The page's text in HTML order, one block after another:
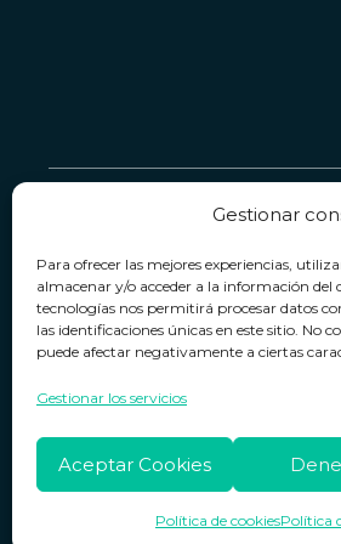
Gestionar
Para ofrecer las mejores experiencias,
almacenar y/o acceder a la información del
tecnologías nos permitirá procesar datos
las identificaciones únicas en este sitio. No
puede afectar negativamente a ciertas
Gestionar los servicios
Aceptar Cookies
Política de cookiesPolítica
Contacto
Política de devoluciones
Horario de atención
Lun. a Vie.: 09:00h - 18:00h